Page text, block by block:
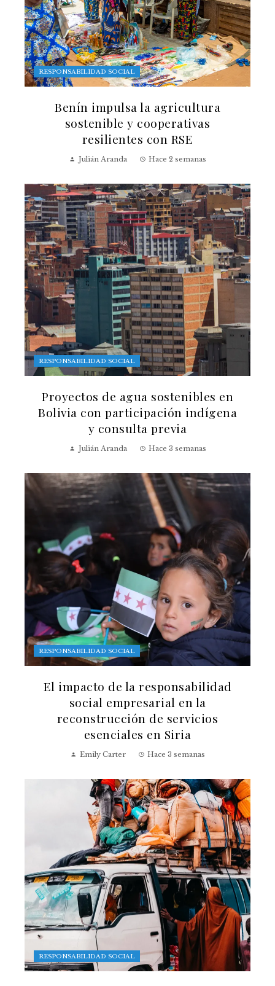
RESPONSABILIDAD SOCIAL
Benín impulsa la agricultura
sostenible y cooperativas
resilientes con RSE
Julián Aranda Hace 2 semanas
RESPONSABILIDAD SOCIAL
Proyectos de agua sostenibles en
Bolivia con participación indígena
y consulta previa
Julián Aranda Hace 3 semanas
RESPONSABILIDAD SOCIAL
El impacto de la responsabilidad
social empresarial en la
reconstrucción de servicios
esenciales en Siria
Emily Carter Hace 3 semanas
RESPONSABILIDAD SOCIAL